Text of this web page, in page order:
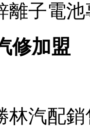
離子電
修加盟
林汽配銷